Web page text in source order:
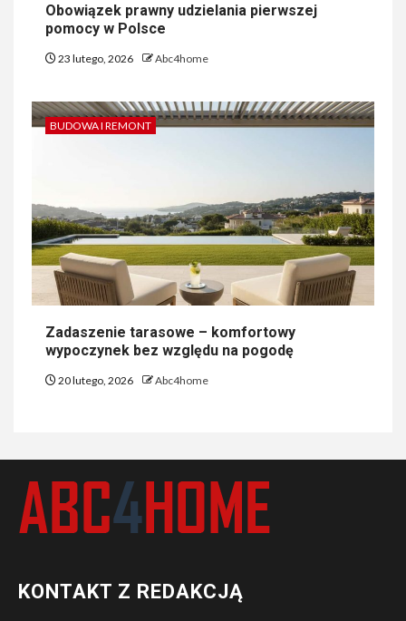
Obowiązek prawny udzielania pierwszej
pomocy w Polsce
23 lutego, 2026 Abc4home
BUDOWA I REMONT
Zadaszenie tarasowe – komfortowy
wypoczynek bez względu na pogodę
20 lutego, 2026 Abc4home
KONTAKT Z REDAKCJĄ